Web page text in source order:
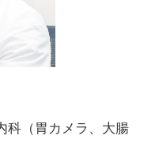
科（胃カメラ、大腸